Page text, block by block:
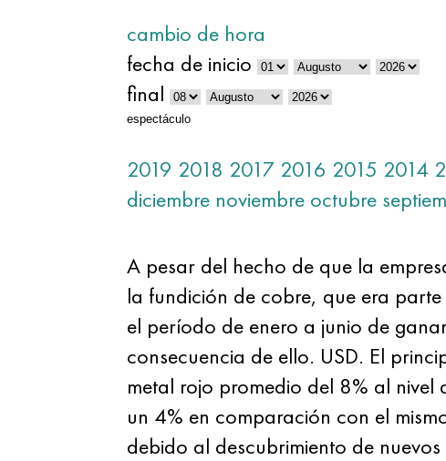
cambio de hora
fecha de inicio
final
espectáculo
2019 2018 2017 2016 2015 2014
diciembre noviembre octubre
A pesar del hecho de que la
la fundición de cobre, que era
el período de enero a junio de
consecuencia de ello. USD. El
metal rojo promedio del 8% al
un 4% en comparación con el
debido al descubrimiento de